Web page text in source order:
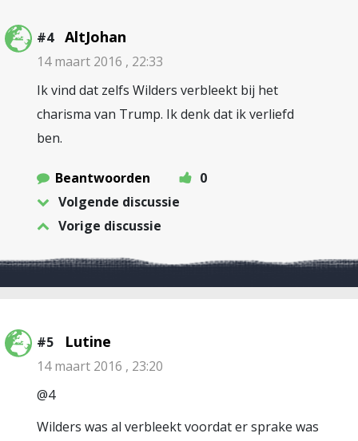
#4 AltJohan
14 maart 2016 , 22:33
Ik vind dat zelfs Wilders verbleekt bij het
charisma van Trump. Ik denk dat ik verliefd
ben.
Beantwoorden
0
Volgende discussie
Vorige discussie
#5 Lutine
14 maart 2016 , 23:20
@4
Wilders was al verbleekt voordat er sprake was